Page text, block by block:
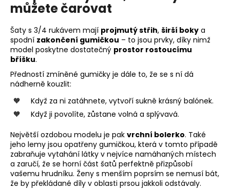
můžete čarovat
Šaty s 3/4 rukávem mají projmutý střih, širší boky a
spodní zakončení gumičkou – to jsou prvky, díky nimž
model poskytne dostatečný prostor rostoucímu
bříšku.
Předností zmíněné gumičky je dále to, že se s ní dá
nádherně kouzlit:
Když za ni zatáhnete, vytvoří sukně krásný balónek.
Když ji povolíte, zůstane volná a splývavá.
Největší ozdobou modelu je pak vrchní bolerko. Také
jeho lemy jsou opatřeny gumičkou, která v tomto případě
zabraňuje vytahání látky v nejvíce namáhaných místech
a zaručí, že se horní část šatů perfektně přizpůsobí
vašemu hrudníku. Ženy s menším poprsím se nemusí bát,
že by překládané díly v oblasti prsou jakkoli odstávaly.